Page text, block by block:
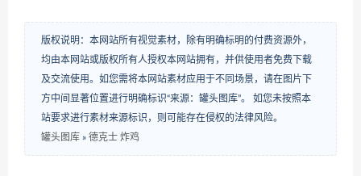
版权说明：本网站所有视觉素材，除有明确标明的付费资源外，
均由本网站或版权所有人授权本网站拥有，并供使用者免费下载
及交流使用。如您需将本网站素材应用于不同场景，请在图片下
方中间显著位置进行明确标识“来源：罐头图库”。 如您未按照本
站要求进行素材来源标识，则可能存在侵权的法律风险。
罐头图库 » 德克士 炸鸡